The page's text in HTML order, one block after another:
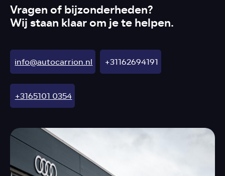
Vragen of bijzonderheden?
Wij staan klaar om je te helpen.
info@autocarrion.nl +31162694191
+3165101 0354